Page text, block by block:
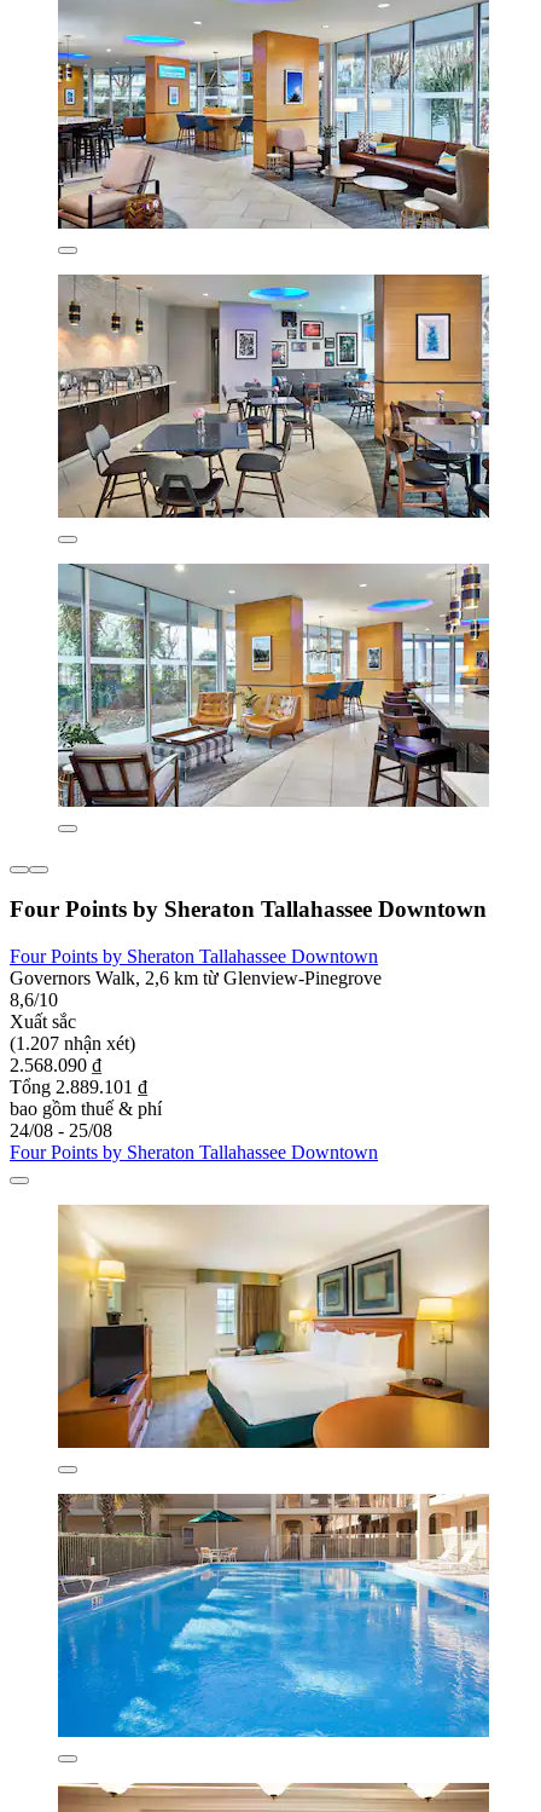
Four Points by Sheraton Tallahassee Downtown
Four Points by Sheraton Tallahassee Downtown
Governors Walk, 2,6 km từ Glenview-Pinegrove
8,6/10
Xuất sắc
(1.207 nhận xét)
2.568.090 ₫
Tổng 2.889.101 ₫
bao gồm thuế & phí
24/08 - 25/08
Four Points by Sheraton Tallahassee Downtown